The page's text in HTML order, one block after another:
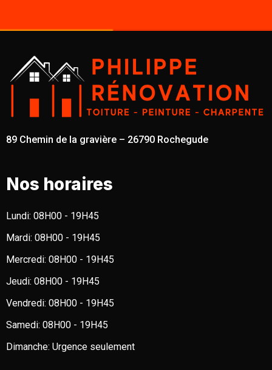
89 Chemin de la gravière – 26790 Rochegude
Nos horaires
Lundi: 08H00 - 19H45
Mardi: 08H00 - 19H45
Mercredi: 08H00 - 19H45
Jeudi: 08H00 - 19H45
Vendredi: 08H00 - 19H45
Samedi: 08H00 - 19H45
Dimanche: Urgence seulement